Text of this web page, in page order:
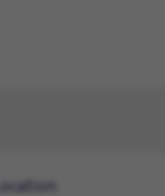
Location